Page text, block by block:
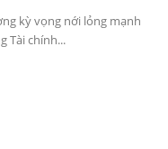
kỳ vọng nới lỏng mạnh
Tài chính...